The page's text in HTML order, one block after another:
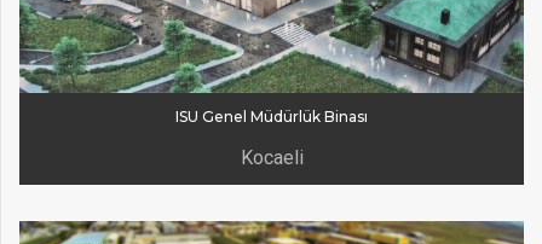
ISU Genel Müdürlük Binası
Kocaeli